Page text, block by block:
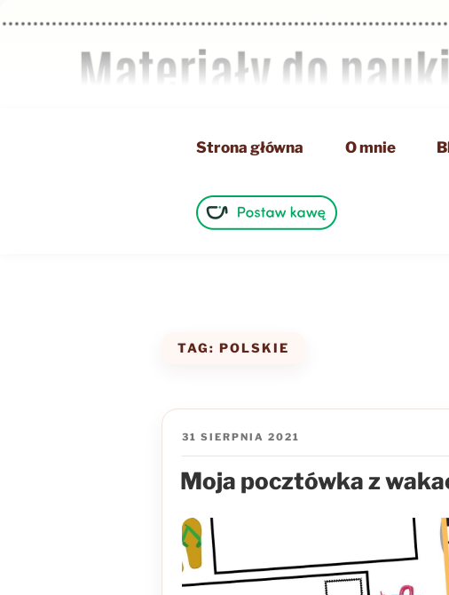
Strona główna O mnie
TAG:POLSKIE
OPUBLIKOWANE
31 SIERPNIA 2021
Moja pocztówka z